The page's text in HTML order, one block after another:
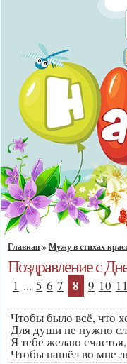
Главная »Мужу в стихах
Поздравление с
1 ... 5 6 7 8 9 10 11
Чтобы было всё, что
Для души не нужно
Я тебе желаю счастья,
Чтобы нашёл во мне